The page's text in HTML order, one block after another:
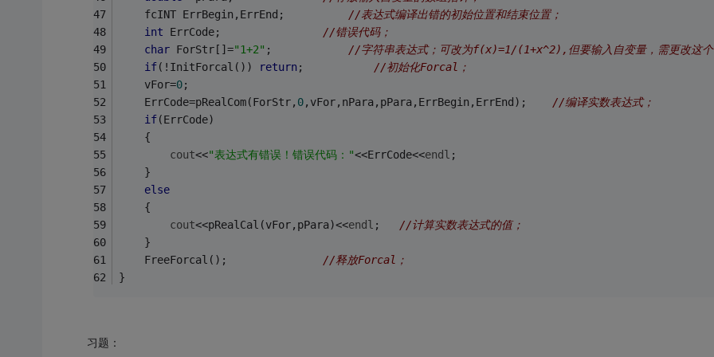
//表达式编译出错的初始位置和结束位置；
int
//错误代码；
char ForStr[]="1+2"
//字符串表达式；可改为f(x)=1/(1+x^2),但要输入自变量，需更改这个
if(!InitForcal()) return
//初始化Forcal；
	vFor=
0;
	ErrCode=pRealCom(ForStr,
0
//编译实数表达式；
if(ErrCode)
	{
cout<<"表达式有错误！错误代码："<<ErrCode<<endl ;
	}
else
	{
cout<<pRealCal(vFor,pPara)<<endl
//计算实数表达式的值；
	}
//释放Forcal；
}
习题：